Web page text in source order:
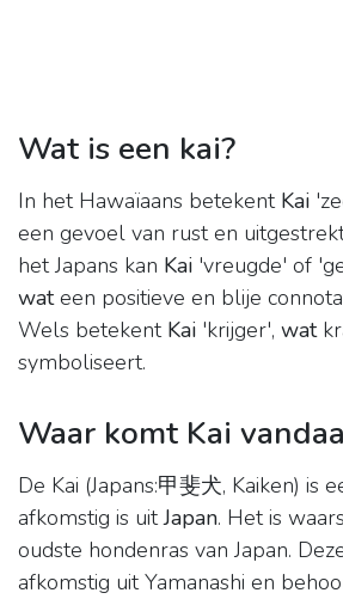
Wat is een kai?
In het Hawaïaans betekent Kai
een gevoel van rust en
het Japans kan Kai 'vreugde' of
wateen positieve en blije
Wels betekent Kai 'krijger', wat
symboliseert.
Waar komt Kai
De Kai (Japans:甲斐犬, Kaiken) is
afkomstig is uitJapan. Het is
oudste hondenras van Japan.
afkomstig uit Yamanashi en